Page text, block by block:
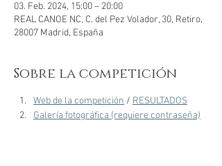
03. Feb. 2024, 15:00 – 20:00
REAL CANOE NC, C. del Pez Volador, 30, Retiro,
28007 Madrid, España
Sobre la competición
Web de la competición / RESULTADOS
Galería fotográfica (requiere contraseña)